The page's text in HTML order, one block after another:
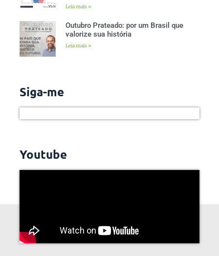
Leia mais »
Outubro Prateado: por um Brasil que
valorize sua história
Leia mais »
Siga-me
Youtube